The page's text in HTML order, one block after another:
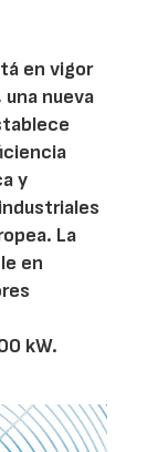
en vigor
nueva
y
La
en
kW.